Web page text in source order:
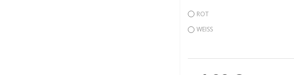
ROT
WEISS